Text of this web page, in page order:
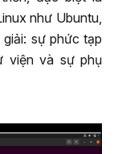
như Ubuntu,
sự phức tạp
viện và sự phụ